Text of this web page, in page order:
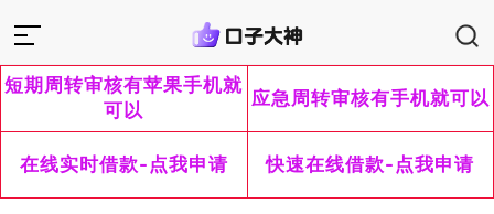
短期周转审核有苹果手机就
可以
应急周转审核有手机就可以
在线实时借款-点我申请 快速在线借款-点我申请